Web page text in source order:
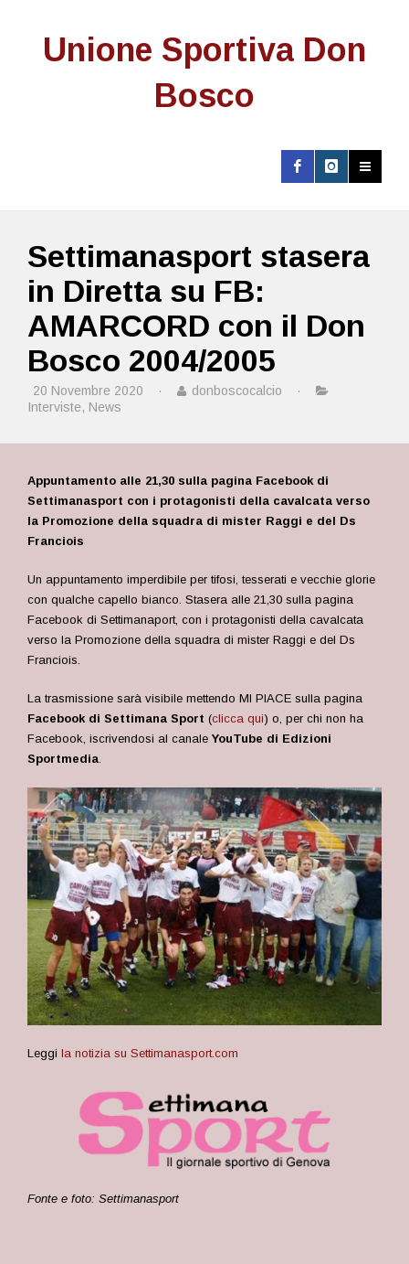
Unione Sportiva Don
Bosco
Settimanasport stasera
in Diretta su FB:
AMARCORD con il Don
Bosco 2004/2005
20 Novembre 2020 · donboscocalcio
·
Interviste, News
Appuntamento alle 21,30 sulla pagina Facebook di
Settimanasport con i protagonisti della cavalcata verso
la Promozione della squadra di mister Raggi e del Ds
Franciois
Un appuntamento imperdibile per tifosi, tesserati e vecchie glorie
con qualche capello bianco. Stasera alle 21,30 sulla pagina
Facebook di Settimanaport, con i protagonisti della cavalcata
verso la Promozione della squadra di mister Raggi e del Ds
Franciois.
La trasmissione sarà visibile mettendo MI PIACE sulla pagina
Facebook di Settimana Sport (clicca qui) o, per chi non ha
Facebook, iscrivendosi al canale YouTube di Edizioni
Sportmedia.
Leggi la notizia su Settimanasport.com
Fonte e foto: Settimanasport